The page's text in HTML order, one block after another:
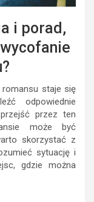
i porad,
staje się
odpowiednie
przez ten
może być
skorzystać z
sytuację i
gdzie można